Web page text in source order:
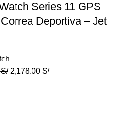
Series 11 GPS
Deportiva – Jet
S/ 2,178.00 S/